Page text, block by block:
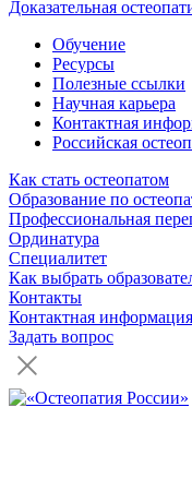
Доказательная
Обучение
Ресурсы
Полезные ссылки
Научная карьера
Контактная
Российская
Как стать остеопатом
Образование по
Профессиональная
Ординатура
Специалитет
Как выбрать
Контакты
Контактная информация
Задать вопрос